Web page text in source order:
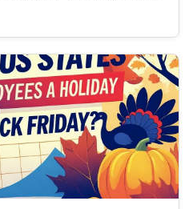
何が起こっているのでしょう